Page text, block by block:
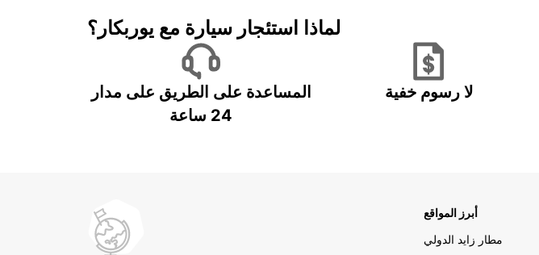
لماذا استئجار سيارة مع يوربكار؟
المساعدة على الطريق على مدار
24 ساعة
لا رسوم خفية
أبرز المواقع
مطار زايد الدولي